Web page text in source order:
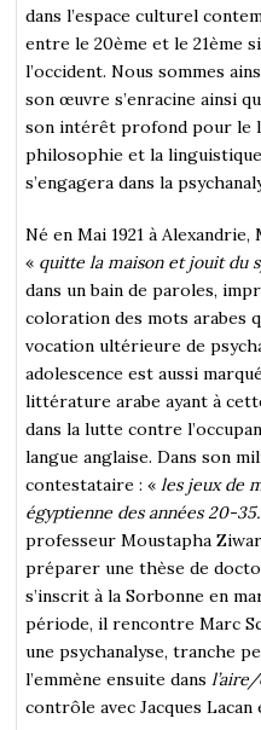
dans l’espace culturel
entre le 20ème et le 21ème
l’occident. Nous sommes
son œuvre s’enracine ainsi
son intérêt profond pour le
philosophie et la
s’engagera dans la
Né en Mai 1921 à
« quitte la maison et jouit du
dans un bain de paroles,
coloration des mots arabes
vocation ultérieure de
adolescence est aussi
littérature arabe ayant à
dans la lutte contre
langue anglaise. Dans son
contestataire : « les jeux de
égyptienne des années 20-35.
professeur Moustapha
préparer une thèse de
s’inscrit à la Sorbonne en
période, il rencontre Marc
une psychanalyse, tranche
l’emmène ensuite dans
contrôle avec Jacques Lacan